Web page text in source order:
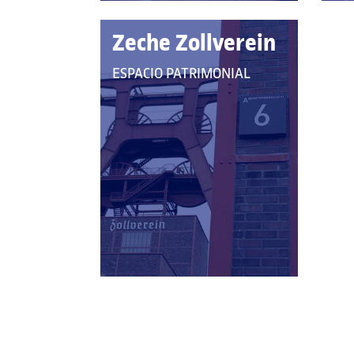
Zeche Zollverein
QUE
PERTENECE
A
LAS
CATEGORÍAS:
ESPACIO PATRIMONIAL